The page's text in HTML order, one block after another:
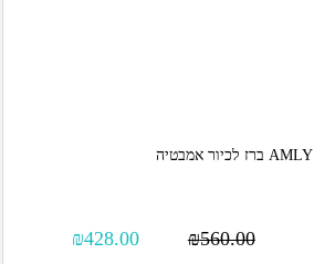
AMLY ברז לכיור אמבטיה
₪560.00
₪428.00